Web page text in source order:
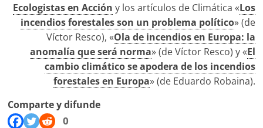
Ecologistas en Acción y los artículos de Climática «Los
incendios forestales son un problema político» (de
Víctor Resco), «Ola de incendios en Europa: la
anomalía que será norma» (de Víctor Resco) y «El
cambio climático se apodera de los incendios
forestales en Europa» (de Eduardo Robaina).
Comparte y difunde
0